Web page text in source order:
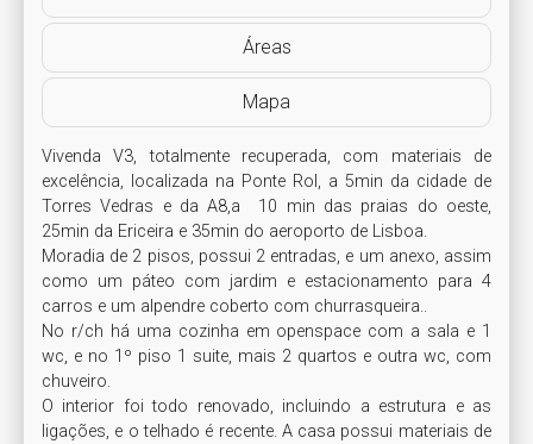
Áreas
Mapa
Vivenda V3, totalmente recuperada, com materiais de
excelência, localizada na Ponte Rol, a 5min da cidade de
Torres Vedras e da A8,a  10 min das praias do oeste,
25min da Ericeira e 35min do aeroporto de Lisboa.
Moradia de 2 pisos, possui 2 entradas, e um anexo, assim
como um páteo com jardim e estacionamento para 4
carros e um alpendre coberto com churrasqueira..
No r/ch há uma cozinha em openspace com a sala e 1
wc, e no 1º piso 1 suite, mais 2 quartos e outra wc, com
chuveiro.
O interior foi todo renovado, incluindo a estrutura e as
ligações, e o telhado é recente. A casa possui materiais de